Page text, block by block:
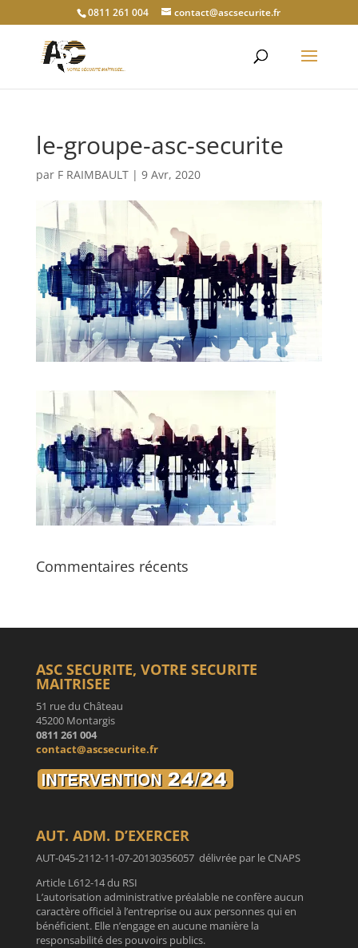
0811 261 004 contact@ascsecurite.fr
le-groupe-asc-securite
par F RAIMBAULT| 9 Avr, 2020
Commentaires récents
ASC SECURITE, VOTRE SECURITE
MAITRISEE
51 rue du Château
45200 Montargis
0811 261 004
contact@ascsecurite.fr
AUT. ADM. D’EXERCER
AUT-045-2112-11-07-20130356057 délivrée par le CNAPS
Article L612-14 du RSI
L’autorisation administrative préalable ne confère aucun
caractère officiel à l’entreprise ou aux personnes qui en
bénéficient. Elle n’engage en aucune manière la
responsabilité des pouvoirs publics.